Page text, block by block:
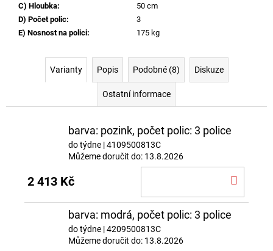
C) Hloubka:
50 cm
D) Počet polic:
3
E) Nosnost na polici: 175 kg
Varianty Popis Podobné (8) Diskuze
Ostatní informace
barva: pozink, počet polic: 3 police
do týdne | 4109500813C
Můžeme doručit do: 13.8.2026
2 413 Kč
barva: modrá, počet polic: 3 police
do týdne | 4209500813C
Můžeme doručit do: 13.8.2026